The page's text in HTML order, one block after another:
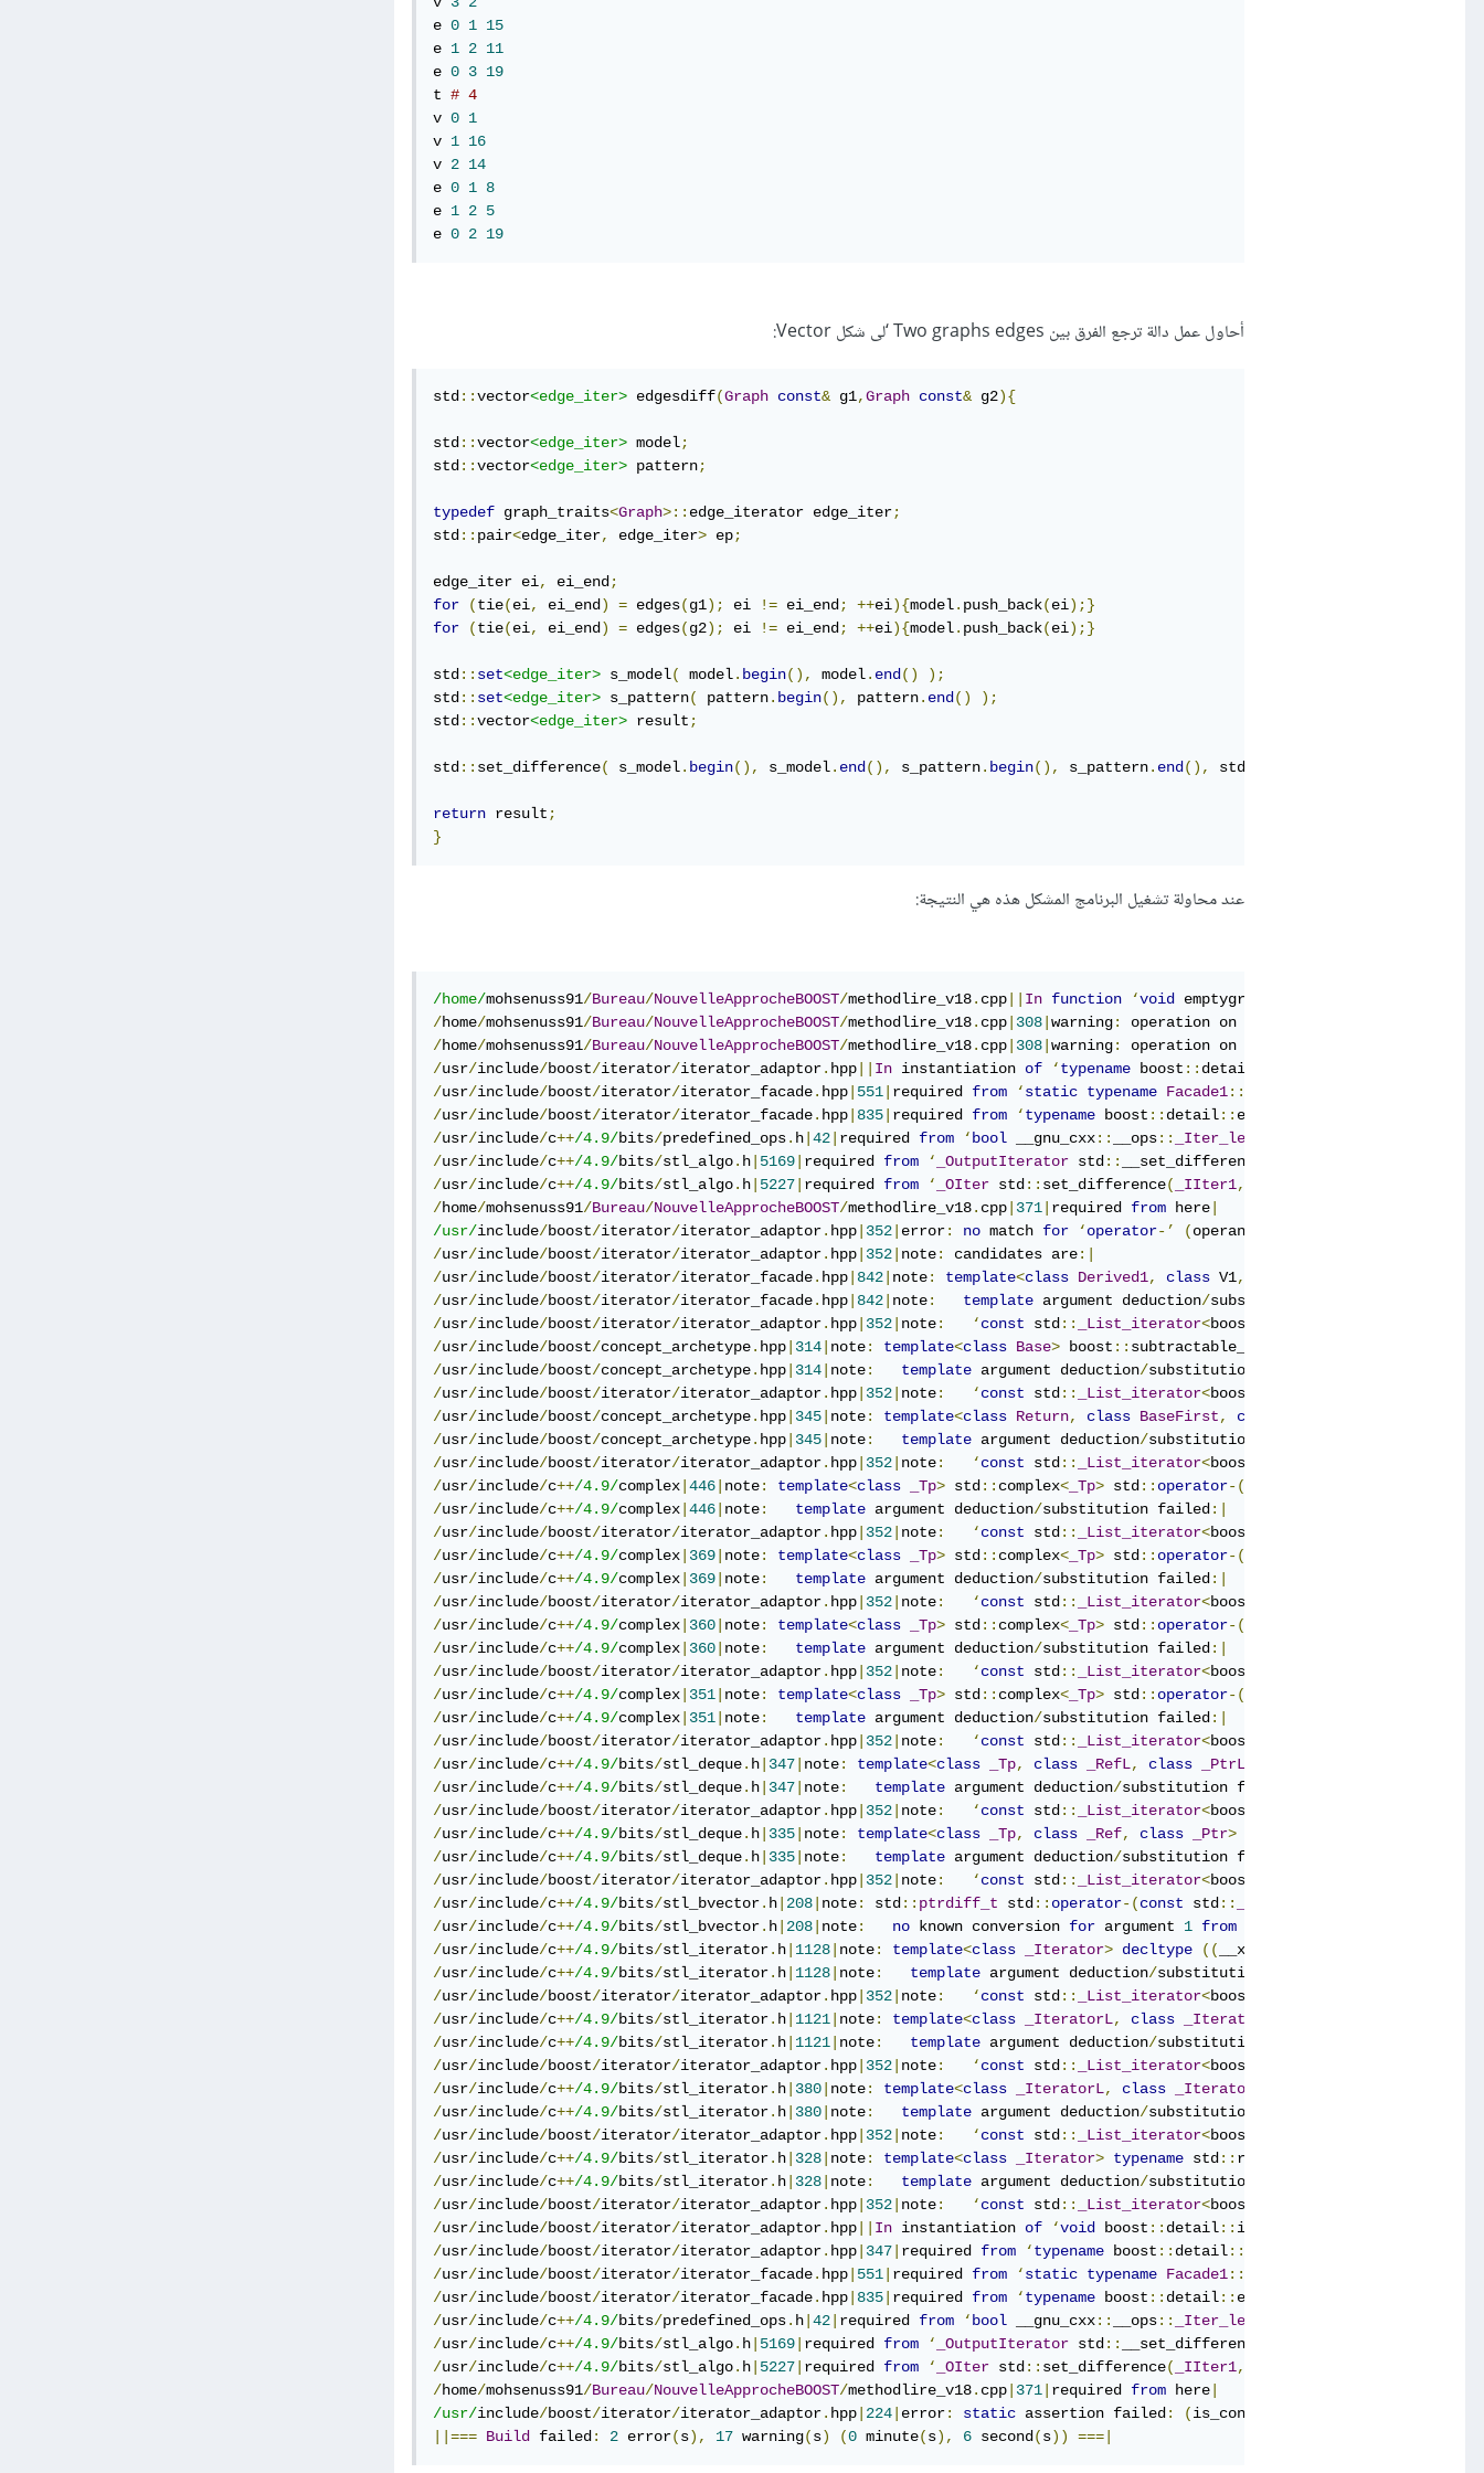
e 0 1 15
e 1 2 11
e 0 3 19
t # 4
v 0 1
v 1 16
v 2 14
e 0 1 8
e 1 2 5
e 0 2 19
أحاول عمل دالة ترجع الفرق بين Two graphs edges ‘لى شكل Vector:
std ::vector<edge_iter> edgesdiff(Graph const& g1,Graph const& g2){
std ::vector<edge_iter> model;
std ::vector<edge_iter> pattern;
typedef graph_traits<Graph>:: edge_iterator edge_iter;
std :: pair<edge_iter, edge_iter> ep;
edge_iter ei, ei_end ;
for
(tie(ei, ei_end ) = edges(g1); ei != ei_end ; ++ei){model. push_back(ei);}
for
(tie(ei, ei_end ) = edges(g2); ei != ei_end ; ++ei){model. push_back(ei);}
std :: set<edge_iter> s_model( model. begin(), model. end ()
);
std :: set<edge_iter> s_pattern( pattern. begin(), pattern. end ()
);
std ::vector<edge_iter> result ;
std :: set_difference( s_model. begin(), s_model. end (), s_pattern. begin(), s_pattern. end (), std
return result ;
}
عند محاولة تشغيل البرنامج المشكل هذه هي النتيجة:
/home/mohsenuss91/Bureau/NouvelleApprocheBOOST/methodlire_v18. cpp In function ‘void emptygraphaddedge
/home/mohsenuss91/Bureau/NouvelleApprocheBOOST/methodlire_v18. cpp 308 warning: operation on
/home/mohsenuss91/Bureau/NouvelleApprocheBOOST/methodlire_v18. cpp 308 warning: operation on
/usr/include/boost/iterator/iterator_adaptor. hpp In instantiation of ‘typename boost :: detail
/usr/include/boost/iterator/iterator_facade. hpp 551 required from ‘static typename Facade1::
/usr/include/boost/iterator/iterator_facade. hpp 835 required from ‘typename boost :: detail:: enable_if_interoperable
/usr/include/c++/4.9/bits/predefined_ops. h 42 required from ‘ bool __gnu_cxx:: __ops:: _Iter_less_iter
/usr/include/c++/4.9/bits/stl_algo. h 5169 required from ‘ _OutputIterator std :: __set_difference
/usr/include/c++/4.9/bits/stl_algo. h 5227 required from ‘ _OIter std :: set_difference( _IIter1,
/home/mohsenuss91/Bureau/NouvelleApprocheBOOST/methodlire_v18. cpp 371 required from here
/usr/include/boost/iterator/iterator_adaptor. hpp 352 error: no match for ‘operator-’ (operand types are
/usr/include/boost/iterator/iterator_adaptor. hpp 352 note: candidates are:|
/usr/include/boost/iterator/iterator_facade. hpp 842 note: template<class Derived1, class V1,
/usr/include/boost/iterator/iterator_facade. hpp 842 note: template argument deduction/substitution failed
/usr/include/boost/iterator/iterator_adaptor. hpp 352 note: ‘const std :: _List_iterator<boost
/usr/include/boost/concept_archetype. hpp 314 note: template<class Base> boost :: subtractable_archetype
/usr/include/boost/concept_archetype. hpp 314 note: template argument deduction/substitution failed
/usr/include/boost/iterator/iterator_adaptor. hpp 352 note: ‘const std :: _List_iterator<boost
/usr/include/boost/concept_archetype. hpp 345 note: template<class Return, class BaseFirst, class
/usr/include/boost/concept_archetype. hpp 345 note: template argument deduction/substitution failed
/usr/include/boost/iterator/iterator_adaptor. hpp 352 note: ‘const std :: _List_iterator<boost
/usr/include/c++/4.9/complex 446 note: template<class _Tp> std :: complex< _Tp> std :: operator-(
/usr/include/c++/4.9/complex 446 note: template argument deduction/substitution failed :|
/usr/include/boost/iterator/iterator_adaptor. hpp 352 note: ‘const std :: _List_iterator<boost
/usr/include/c++/4.9/complex 369 note: template<class _Tp> std :: complex< _Tp> std :: operator-(
/usr/include/c++/4.9/complex 369 note: template argument deduction/substitution failed :|
/usr/include/boost/iterator/iterator_adaptor. hpp 352 note: ‘const std :: _List_iterator<boost
/usr/include/c++/4.9/complex 360 note: template<class _Tp> std :: complex< _Tp> std :: operator-(
/usr/include/c++/4.9/complex 360 note: template argument deduction/substitution failed :|
/usr/include/boost/iterator/iterator_adaptor. hpp 352 note: ‘const std :: _List_iterator<boost
/usr/include/c++/4.9/complex 351 note: template<class _Tp> std :: complex< _Tp> std :: operator-(
/usr/include/c++/4.9/complex 351 note: template argument deduction/substitution failed :|
/usr/include/boost/iterator/iterator_adaptor. hpp 352 note: ‘const std :: _List_iterator<boost
/usr/include/c++/4.9/bits/stl_deque. h 347 note: template<class _Tp, class _RefL, class _PtrL
/usr/include/c++/4.9/bits/stl_deque. h 347 note: template argument deduction/substitution failed
/usr/include/boost/iterator/iterator_adaptor. hpp 352 note: ‘const std :: _List_iterator<boost
/usr/include/c++/4.9/bits/stl_deque. h 335 note: template<class _Tp, class _Ref, class _Ptr>
/usr/include/c++/4.9/bits/stl_deque. h 335 note: template argument deduction/substitution failed
/usr/include/boost/iterator/iterator_adaptor. hpp 352 note: ‘const std :: _List_iterator<boost
/usr/include/c++/4.9/bits/stl_bvector. h 208 note: std :: ptrdiff_t std :: operator-(const std ::
/usr/include/c++/4.9/bits/stl_bvector. h 208 note: no known conversion for argument 1 from
/usr/include/c++/4.9/bits/stl_iterator. h 1128 note: template<class _Iterator> decltype (( __x
/usr/include/c++/4.9/bits/stl_iterator. h 1128 note: template argument deduction/substitution failed
/usr/include/boost/iterator/iterator_adaptor. hpp 352 note: ‘const std :: _List_iterator<boost
/usr/include/c++/4.9/bits/stl_iterator. h 1121 note: template<class _IteratorL, class _IteratorR
/usr/include/c++/4.9/bits/stl_iterator. h 1121 note: template argument deduction/substitution failed
/usr/include/boost/iterator/iterator_adaptor. hpp 352 note: ‘const std :: _List_iterator<boost
/usr/include/c++/4.9/bits/stl_iterator. h 380 note: template<class _IteratorL, class _IteratorR
/usr/include/c++/4.9/bits/stl_iterator. h 380 note: template argument deduction/substitution failed
/usr/include/boost/iterator/iterator_adaptor. hpp 352 note: ‘const std :: _List_iterator<boost
/usr/include/c++/4.9/bits/stl_iterator. h 328 note: template<class _Iterator> typename std :: reverse_iterator
/usr/include/c++/4.9/bits/stl_iterator. h 328 note: template argument deduction/substitution failed
/usr/include/boost/iterator/iterator_adaptor. hpp 352 note: ‘const std :: _List_iterator<boost
/usr/include/boost/iterator/iterator_adaptor. hpp In instantiation of ‘void boost :: detail::
/usr/include/boost/iterator/iterator_adaptor. hpp 347 required from ‘typename boost :: detail::
/usr/include/boost/iterator/iterator_facade. hpp 551 required from ‘static typename Facade1::
/usr/include/boost/iterator/iterator_facade. hpp 835 required from ‘typename boost :: detail:: enable_if_interoperable
/usr/include/c++/4.9/bits/predefined_ops. h 42 required from ‘ bool __gnu_cxx:: __ops:: _Iter_less_iter
/usr/include/c++/4.9/bits/stl_algo. h 5169 required from ‘ _OutputIterator std :: __set_difference
/usr/include/c++/4.9/bits/stl_algo. h 5227 required from ‘ _OIter std :: set_difference( _IIter1,
/home/mohsenuss91/Bureau/NouvelleApprocheBOOST/methodlire_v18. cpp 371 required from here
/usr/include/boost/iterator/iterator_adaptor. hpp 224 error: static assertion failed : (is_convertible
||=== Build failed : 2 error(s), 17 warning(s) (0 minute(s), 6 second (s)) ===|